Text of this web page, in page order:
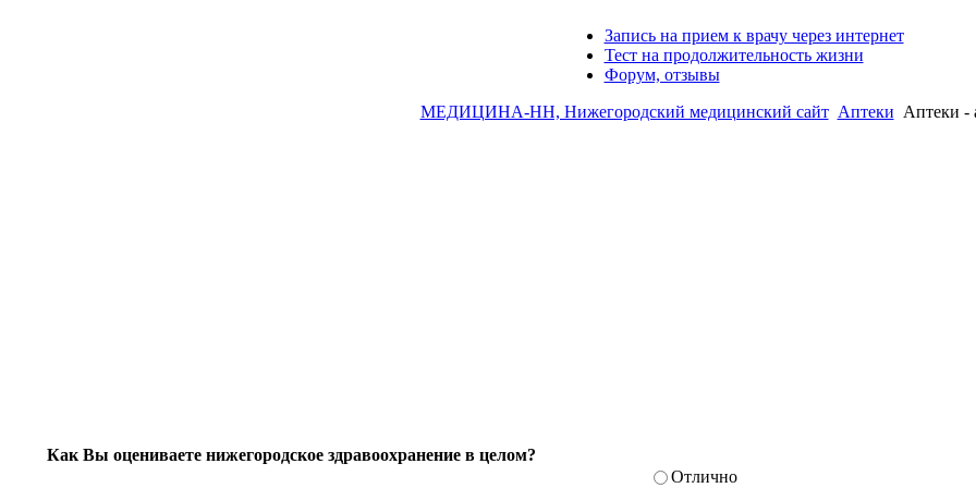
Запись на прием к врачу через интернет
Тест на продолжительность жизни
Форум, отзывы
МЕДИЦИНА-НН, Нижегородский медицинский сайт Аптеки Аптеки -
Как Вы оцениваете нижегородское здравоохранение в целом?
Отлично